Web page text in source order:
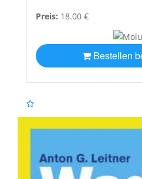
Preis: 18.00 €
Bestellen